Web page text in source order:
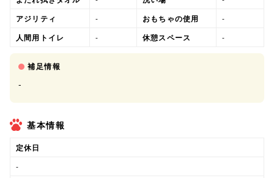
アジリティ - おもちゃの使用 -
人間用トイレ - 休憩スペース -
補足情報
-
基本情報
定休日
-